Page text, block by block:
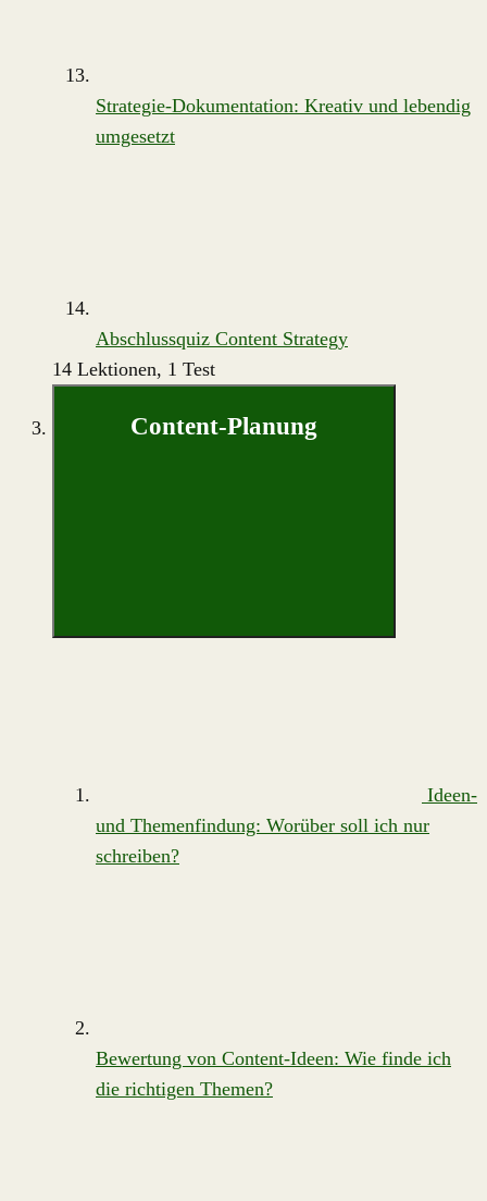
Strategie-Dokumentation: Kreativ und lebendig
umgesetzt
Abschlussquiz Content Strategy
14 Lektionen, 1 Test
Content-Planung
Ideen-
und Themenfindung: Worüber soll ich nur
schreiben?
Bewertung von Content-Ideen: Wie finde ich
die richtigen Themen?